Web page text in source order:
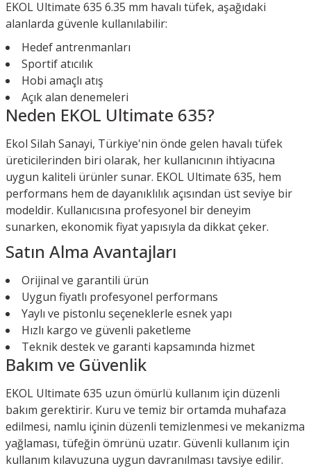
EKOL Ultimate 635 6.35 mm havalı tüfek, aşağıdaki
alanlarda güvenle kullanılabilir:
Hedef antrenmanları
Sportif atıcılık
Hobi amaçlı atış
Açık alan denemeleri
Neden EKOL Ultimate 635?
Ekol Silah Sanayi, Türkiye'nin önde gelen havalı tüfek
üreticilerinden biri olarak, her kullanıcının ihtiyacına
uygun kaliteli ürünler sunar. EKOL Ultimate 635, hem
performans hem de dayanıklılık açısından üst seviye bir
modeldir. Kullanıcısına profesyonel bir deneyim
sunarken, ekonomik fiyat yapısıyla da dikkat çeker.
Satın Alma Avantajları
Orijinal ve garantili ürün
Uygun fiyatlı profesyonel performans
Yaylı ve pistonlu seçeneklerle esnek yapı
Hızlı kargo ve güvenli paketleme
Teknik destek ve garanti kapsamında hizmet
Bakım ve Güvenlik
EKOL Ultimate 635 uzun ömürlü kullanım için düzenli
bakım gerektirir. Kuru ve temiz bir ortamda muhafaza
edilmesi, namlu içinin düzenli temizlenmesi ve mekanizma
yağlaması, tüfeğin ömrünü uzatır. Güvenli kullanım için
kullanım kılavuzuna uygun davranılması tavsiye edilir.